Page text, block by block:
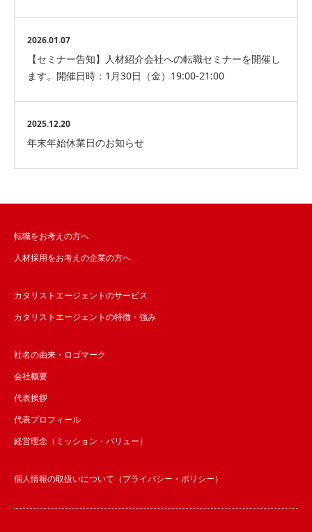
2026.01.07
【セミナー告知】人材紹介会社への転職セミナーを開催し
ます。開催日時：1月30日（金）19:00-21:00
2025.12.20
年末年始休業日のお知らせ
転職をお考えの方へ
人材採用をお考えの企業の方へ
カタリストエージェントのサービス
カタリストエージェントの特徴・強み
社名の由来・ロゴマーク
会社概要
代表挨拶
代表プロフィール
経営理念（ミッション・バリュー）
個人情報の取扱いについて（プライバシー・ポリシー）